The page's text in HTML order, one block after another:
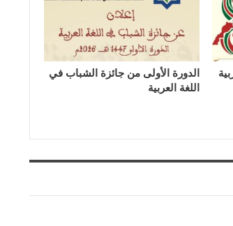
الدورة الأولى من جائزة الشباب في
اللغة العربية